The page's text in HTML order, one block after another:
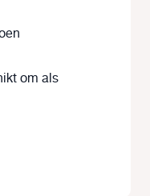
om als